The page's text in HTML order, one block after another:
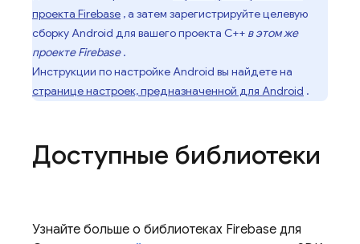
проекта Firebase , а затем зарегистрируйте целевую
сборку Android для вашего проекта C++ в этом же
проекте Firebase.
Инструкции по настройке Android вы найдете на
странице настроек, предназначенной для Android .
Доступные библиотеки
Узнайте больше о библиотеках Firebase для